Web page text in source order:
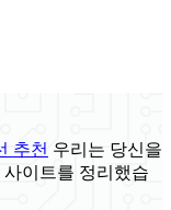
추천 우리는 당신을
이트를 정리했습